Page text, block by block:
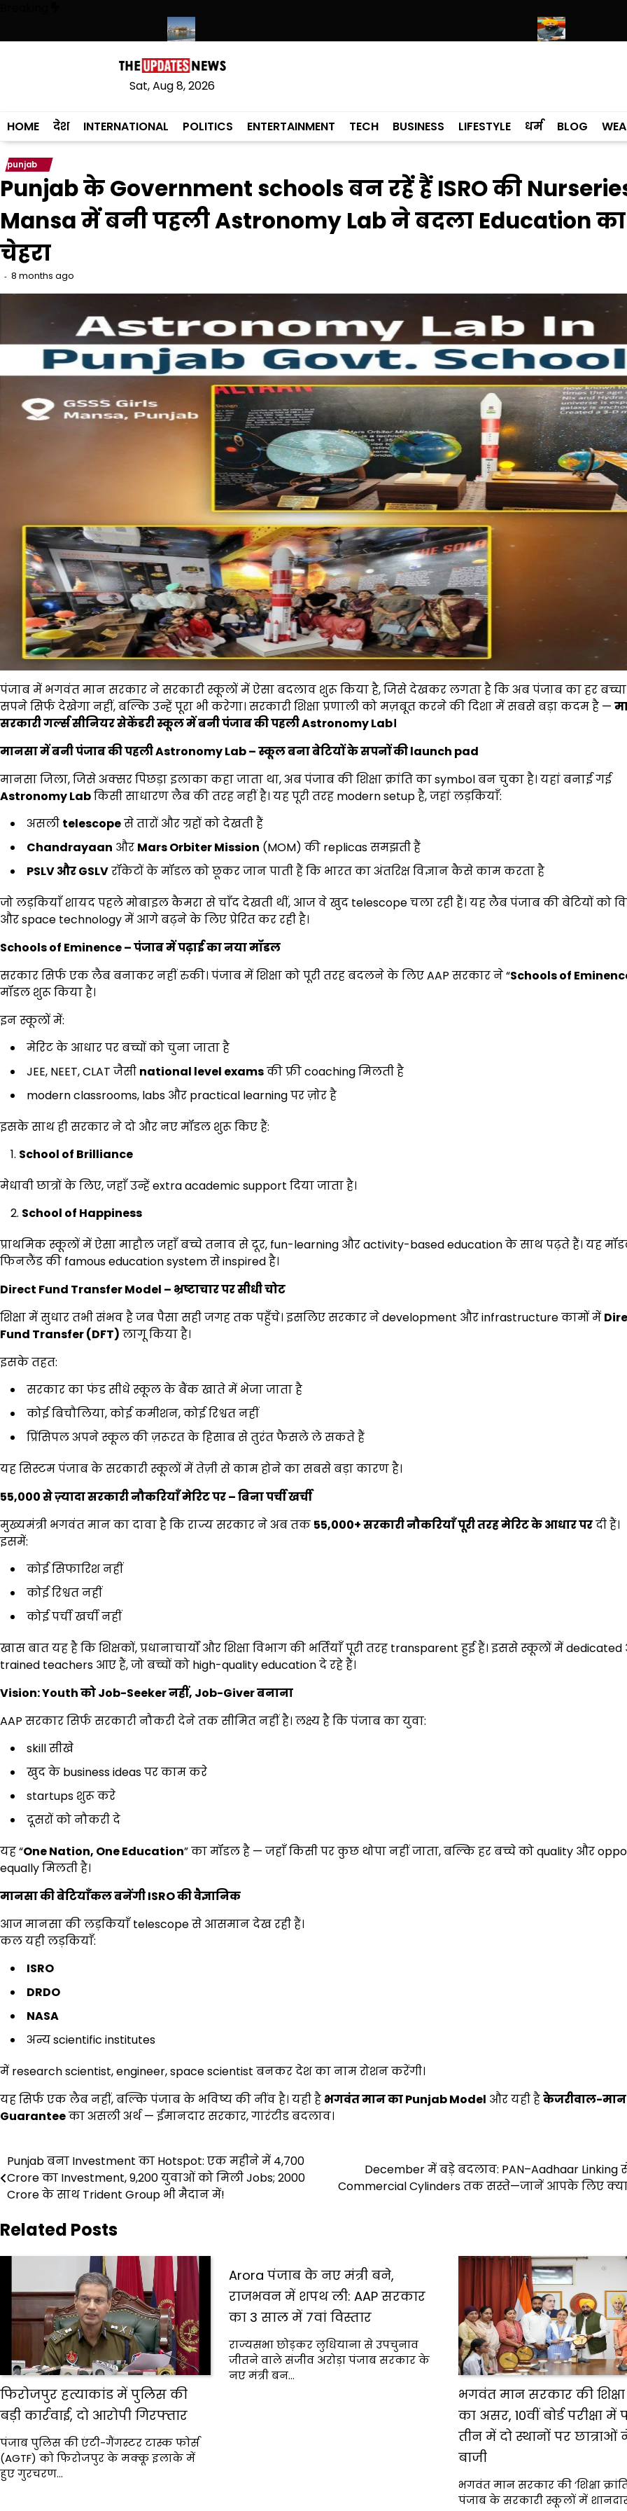
content
श्री गुरु हरिकृष्ण साहिब जी के प्रकाश पर्व पर श्री हरिमंदिर साहिब में उमड़ा श्रद्धालुओं का सैलाब
Sat, Aug 8, 2026
HOME देश INTERNATIONAL POLITICS ENTERTAINMENT TECH BUSINESS LIFESTYLE धर्म BLOG
punjab
Punjab के Government schools बन रहें हैं ISRO की
Mansa में बनी पहली Astronomy Lab ने बदला Education का
चेहरा
8 months ago
पंजाब में भगवंत मान सरकार ने सरकारी स्कूलों में ऐसा बदलाव शुरू किया है, जिसे देखकर लगता है कि अब पंजाब का हर
सपने सिर्फ देखेगा नहीं, बल्कि उन्हें पूरा भी करेगा। सरकारी शिक्षा प्रणाली को मज़बूत करने की दिशा में सबसे बड़ा कदम है —
सरकारी गर्ल्स सीनियर सेकेंडरी स्कूल में बनी पंजाब की पहलीAstronomy Lab।
मानसा में बनी पंजाब की पहलीAstronomy Lab –स्कूल बना बेटियों के सपनों कीlaunch pad
मानसा जिला, जिसे अक्सर पिछड़ा इलाका कहा जाता था, अब पंजाब की शिक्षा क्रांति का symbol बन चुका है। यहां बनाई गई
Astronomy Labकिसी साधारण लैब की तरह नहीं है। यह पूरी तरह modern setup है, जहां लड़कियाँ:
असली telescopeसे तारों और ग्रहों को देखती हैं
Chandrayaan और Mars Orbiter Mission (MOM) की replicas समझती हैं
PSLVऔरGSLVरॉकेटों के मॉडल को छूकर जान पाती हैं कि भारत का अंतरिक्ष विज्ञान कैसे काम करता है
जो लड़कियाँ शायद पहले मोबाइल कैमरा से चाँद देखती थीं, आज वे खुद telescope चला रही हैं। यह लैब पंजाब की बेटियों को
और space technology में आगे बढ़ने के लिए प्रेरित कर रही है।
Schools of Eminence –पंजाब में पढ़ाई का नया मॉडल
सरकार सिर्फ एक लैब बनाकर नहीं रुकी। पंजाब में शिक्षा को पूरी तरह बदलने के लिए AAP सरकार ने “Schools of
मॉडल शुरू किया है।
इन स्कूलों में:
मेरिट के आधार पर बच्चों को चुना जाता है
JEE, NEET, CLAT जैसी national level examsकी फ्री coaching मिलती है
modern classrooms, labs और practical learning पर ज़ोर है
इसके साथ ही सरकार ने दो और नए मॉडल शुरू किए हैं:
School of Brilliance
मेधावी छात्रों के लिए, जहाँ उन्हें extra academic support दिया जाता है।
School of Happiness
प्राथमिक स्कूलों में ऐसा माहौल जहाँ बच्चे तनाव से दूर, fun-learning और activity-based education के साथ पढ़ते हैं। यह
फिनलैंड की famous education system से inspired है।
Direct Fund Transfer Model – भ्रष्टाचार पर सीधी चोट
शिक्षा में सुधार तभी संभव है जब पैसा सही जगह तक पहुँचे। इसलिए सरकार ने development और infrastructure कामों में
Fund Transfer (DFT) लागू किया है।
इसके तहत:
सरकार का फंड सीधे स्कूल के बैंक खाते में भेजा जाता है
कोई बिचौलिया, कोई कमीशन, कोई रिश्वत नहीं
प्रिंसिपल अपने स्कूल की ज़रूरत के हिसाब से तुरंत फैसले ले सकते हैं
यह सिस्टम पंजाब के सरकारी स्कूलों में तेज़ी से काम होने का सबसे बड़ा कारण है।
55,000से ज़्यादा सरकारी नौकरियाँ मेरिट पर–बिना पर्ची खर्ची
मुख्यमंत्री भगवंत मान का दावा है कि राज्य सरकार ने अब तक 55,000+सरकारी नौकरियाँ पूरी तरह मेरिट के आधार परदी हैं।
इसमें:
कोई सिफारिश नहीं
कोई रिश्वत नहीं
कोई पर्ची खर्ची नहीं
खास बात यह है कि शिक्षकों, प्रधानाचार्यों और शिक्षा विभाग की भर्तियाँ पूरी तरह transparent हुई हैं। इससे स्कूलों में
trained teachers आए हैं, जो बच्चों को high-quality education दे रहे हैं।
Vision: YouthकोJob-Seekerनहीं, Job-Giverबनाना
AAP सरकार सिर्फ सरकारी नौकरी देने तक सीमित नहीं है। लक्ष्य है कि पंजाब का युवा:
skill सीखे
खुद के business ideas पर काम करे
startups शुरू करे
दूसरों को नौकरी दे
यह “One Nation, One Education” का मॉडल है — जहाँ किसी पर कुछ थोपा नहीं जाता, बल्कि हर बच्चे को quality और
equally मिलती है।
मानसा की बेटियाँकल बनेंगीISROकी वैज्ञानिक
आज मानसा की लड़कियाँ telescope से आसमान देख रही हैं।
कल यही लड़कियाँ:
ISRO
DRDO
NASA
अन्य scientific institutes
में research scientist, engineer, space scientist बनकर देश का नाम रोशन करेंगी।
यह सिर्फ एक लैब नहीं, बल्कि पंजाब के भविष्य की नींव है। यही है भगवंत मान काPunjab Model और यही हैकेजरीवाल-मान
Guaranteeका असली अर्थ — ईमानदार सरकार, गारंटीड बदलाव।
Post
navigation
Punjab बना Investment का Hotspot: एक महीने में ₹4,700
Crore का Investment, 9,200 युवाओं को मिली Jobs; ₹2000
Crore के साथ Trident Group भी मैदान में!
December में बड़े बदलाव: PAN–Aadhaar
Commercial Cylinders तक सस्ते—जानें आपके लिए
Related Posts
फिरोजपुर हत्याकांड में पुलिस की
बड़ी कार्रवाई, दो आरोपी गिरफ्तार
पंजाब पुलिस की एंटी-गैंगस्टर टास्क फोर्स
(AGTF) को फिरोजपुर के मक्कू इलाके में
हुए गुरचरण…
Arora पंजाब के नए मंत्री बने,
राजभवन में शपथ ली: AAP सरकार
का 3 साल में 7वां विस्तार
राज्यसभा छोड़कर लुधियाना से उपचुनाव
जीतने वाले संजीव अरोड़ा पंजाब सरकार के
नए मंत्री बन…
भगवंत मान सरकार की शिक्षा
का असर, 10वीं बोर्ड परीक्षा
तीन में दो स्थानों पर छात्राओं
बाजी
भगवंत मान सरकार की ‘शिक्षा
पंजाब के सरकारी स्कूलों में